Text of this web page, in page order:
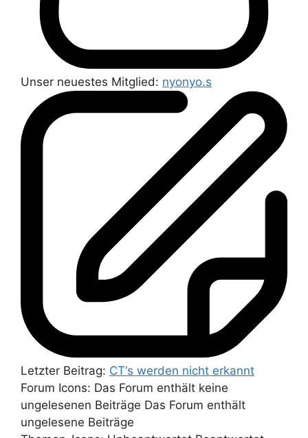
Unser neuestes Mitglied: nyonyo.s
Letzter Beitrag: CT‘s werden nicht erkannt
Forum Icons: Das Forum enthält keine
ungelesenen Beiträge Das Forum enthält
ungelesene Beiträge